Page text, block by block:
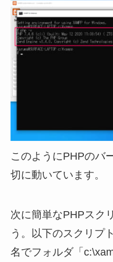
このようにPHPのバ
切に動いています。
次に簡単なPHPスク
う。以下のスクリプ
名でフォルダ「